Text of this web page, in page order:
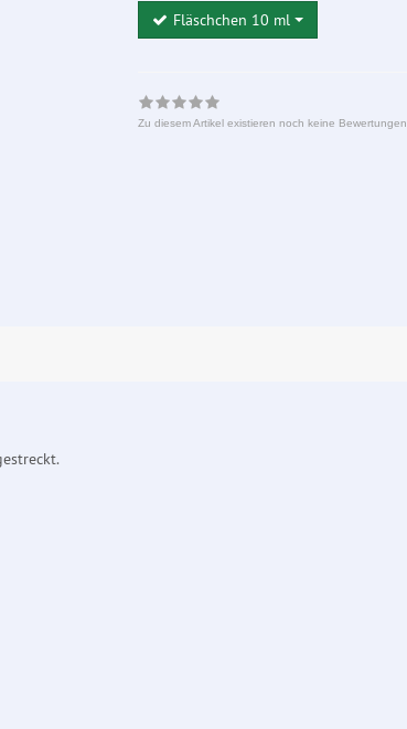
Fläschchen 10 ml
Zu diesem Artikel existieren noch keine Bewertungen